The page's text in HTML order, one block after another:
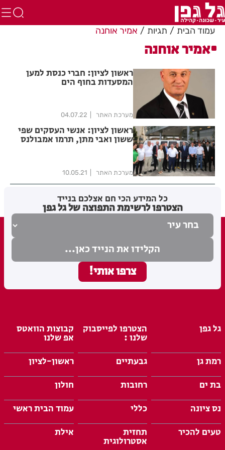
עמוד הבית תגיות אמיר אוחנה
אמיר אוחנה
ראשון לציון: חברי כנסת למען
המסעדות בחוף הים
מערכת האתר 04.07.22
ראשון לציון: אנשי העסקים שפי
ששון ואבי מתן, תרמו אמבולנס
מערכת האתר 10.05.21
כל המידע הכי חם אצלכם בנייד
הצטרפו לרשימת התפוצה של גל גפן
גל גפן הצטרפו לפייסבוק
שלנו :
קבוצות הוואטס
אפ שלנו
רמת גן
גבעתיים
ראשון-לציון
בת ים
רחובות
חולון
נס ציונה
כללי
עמוד הבית ראשי
טעים להכיר
תחזית
אסטרולוגית
אילת